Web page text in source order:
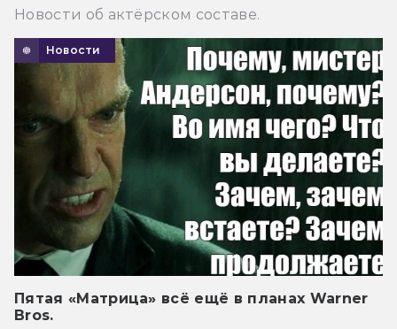
Новости об актёрском составе.
Новости
Пятая «Матрица» всё ещё в планах Warner
Bros.